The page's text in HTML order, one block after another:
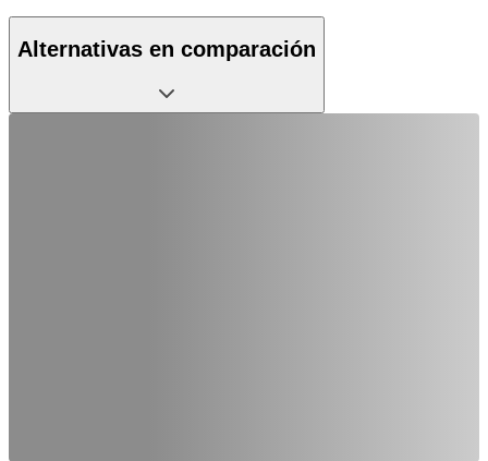
Alternativas en comparación